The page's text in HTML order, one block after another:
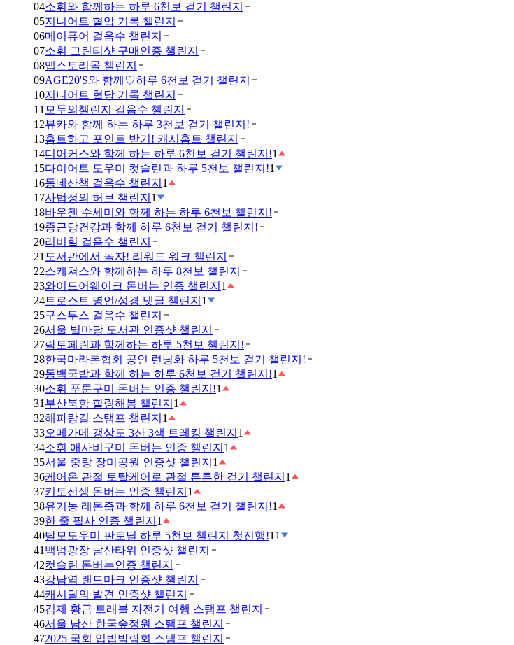
04소휘와 함께하는 하루 6천보 걷기 챌린지
05지니어트 혈압 기록 챌린지
06메이퓨어 걸음수 챌린지
07소휘 그린티샷 구매인증 챌린지
08앱스토리몰 챌린지
09AGE20'S와 함께♡하루 6천보 걷기 챌린지
10지니어트 혈당 기록 챌린지
11 모두의챌린지 걸음수 챌린지
12뷰카와 함께 하는 하루 3천보 걷기 챌린지!
13홈트하고 포인트 받기! 캐시홈트 챌린지
14디어커스와 함께 하는 하루 6천보 걷기 챌린지!1
15다이어트 도우미 컷슬린과 하루 5천보 챌린지!1
16동네산책 걸음수 챌린지 1
17사법정의 허브 챌린지 1
18바우젠 수세미와 함께 하는 하루 6천보 챌린지!
19종근당건강과 함께 하루 6천보 걷기 챌린지!
20리비힐 걸음수 챌린지
21 도서관에서 놀자! 리워드 워크 챌린지
22스케쳐스와 함께하는 하루 8천보 챌린지
23와이드어웨이크 돈버는 인증 챌린지 1
24트로스트 명언/성경 댓글 챌린지 1
25구스투스 걸음수 챌린지
26서울 별마당 도서관 인증샷 챌린지
27락토페린과 함께하는 하루 5천보 챌린지!
28한국마라톤협회 공인 런닝화 하루 5천보 걷기 챌린지!
29동백국밥과 함께 하는 하루 6천보 걷기 챌린지!1
30소휘 푸룬구미 돈버는 인증 챌린지!1
31 부산북항 힐링해봄 챌린지 1
32해파랑길 스탬프 챌린지 1
33오메가메 갱상도 3산 3색 트레킹 챌린지 1
34소휘 애사비구미 돈버는 인증 챌린지 1
35서울 중랑 장미공원 인증샷 챌린지 1
36케어온 관절 토탈케어로 관절 튼튼한 걷기 챌린지 1
37키토선생 돈버는 인증 챌린지 1
38유기농 레몬즙과 함께 하루 6천보 걷기 챌린지!1
39한 줄 필사 인증 챌린지 1
40탈모도우미 판토딜 하루 5천보 챌린지 첫진행!11
41 백범광장 남산타워 인증샷 챌린지
42컷슬린 돈버는인증 챌린지
43강남역 랜드마크 인증샷 챌린지
44캐시딜의 발견 인증샷 챌린지
45김제 황금 트래블 자전거 여행 스탬프 챌린지
46서울 남산 한국숲정원 스탬프 챌린지
472025 국회 입법박람회 스탬프 챌린지